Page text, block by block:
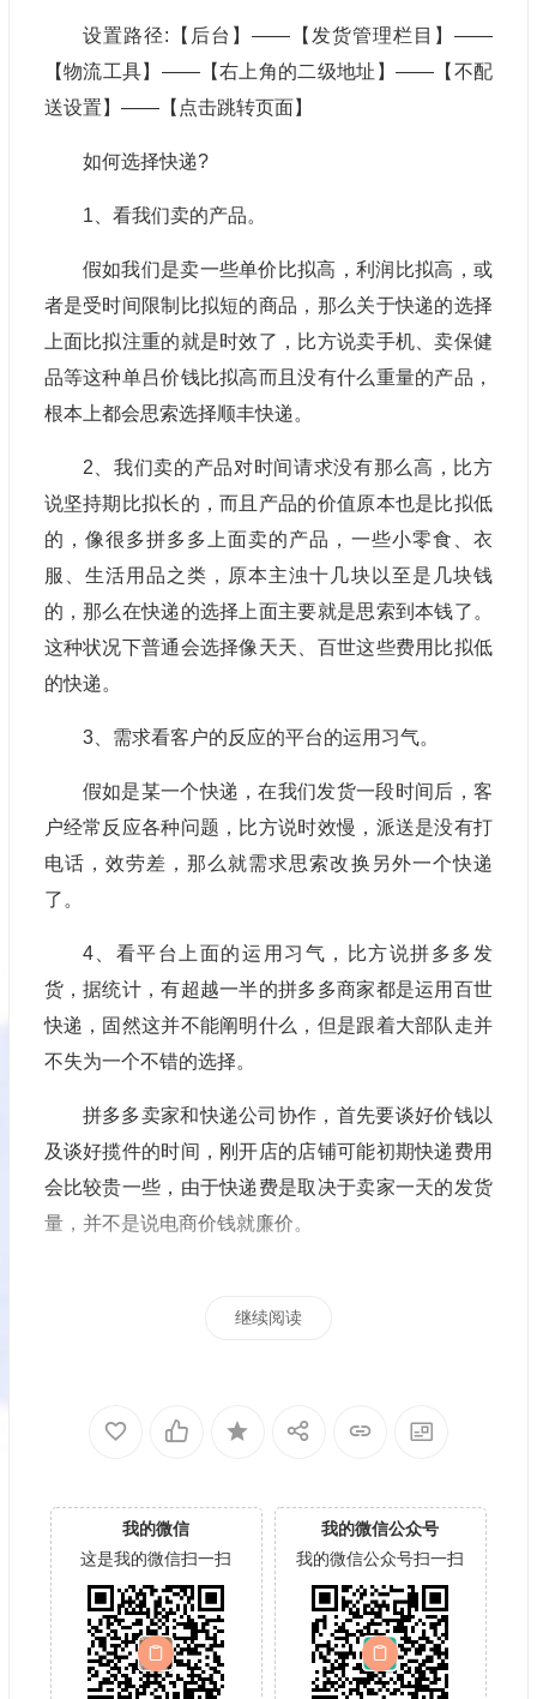
设置路径:【后台】——【发货管理栏目】——
【物流工具】——【右上角的二级地址】——【不配
送设置】——【点击跳转页面】
如何选择快递?
1、看我们卖的产品。
假如我们是卖一些单价比拟高，利润比拟高，或
者是受时间限制比拟短的商品，那么关于快递的选择
上面比拟注重的就是时效了，比方说卖手机、卖保健
品等这种单吕价钱比拟高而且没有什么重量的产品，
根本上都会思索选择顺丰快递。
2、我们卖的产品对时间请求没有那么高，比方
说坚持期比拟长的，而且产品的价值原本也是比拟低
的，像很多拼多多上面卖的产品，一些小零食、衣
服、生活用品之类，原本主浊十几块以至是几块钱
的，那么在快递的选择上面主要就是思索到本钱了。
这种状况下普通会选择像天天、百世这些费用比拟低
的快递。
3、需求看客户的反应的平台的运用习气。
假如是某一个快递，在我们发货一段时间后，客
户经常反应各种问题，比方说时效慢，派送是没有打
电话，效劳差，那么就需求思索改换另外一个快递
了。
4、看平台上面的运用习气，比方说拼多多发
货，据统计，有超越一半的拼多多商家都是运用百世
快递，固然这并不能阐明什么，但是跟着大部队走并
不失为一个不错的选择。
拼多多卖家和快递公司协作，首先要谈好价钱以
及谈好揽件的时间，刚开店的店铺可能初期快递费用
会比较贵一些，由于快递费是取决于卖家一天的发货
量，并不是说电商价钱就廉价。
继续阅读
我的微信
这是我的微信扫一扫
我的微信公众号
我的微信公众号扫一扫